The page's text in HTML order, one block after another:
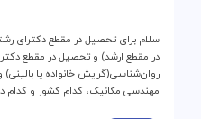
سلام برای تحصیل در مقطع دکترای
در مقطع ارشد) و تحصیل در مقطع
روان‌شناسی(گرایش خانواده یا
مهندسی مکانیک، کدام کشور و کدام